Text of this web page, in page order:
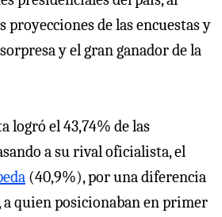
proyecciones de las encuestas y
y el gran ganador de la
logró el 43,74% de las
a su rival oficialista, el
(40,9%), por una diferencia
a quien posicionaban en primer